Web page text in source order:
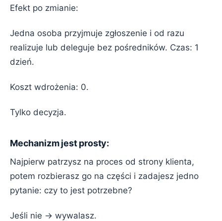
Efekt po zmianie:
Jedna osoba przyjmuje zgłoszenie i od razu
realizuje lub deleguje bez pośredników. Czas: 1
dzień.
Koszt wdrożenia: 0.
Tylko decyzja.
Mechanizm jest prosty:
Najpierw patrzysz na proces od strony klienta,
potem rozbierasz go na części i zadajesz jedno
pytanie: czy to jest potrzebne?
Jeśli nie → wywalasz.